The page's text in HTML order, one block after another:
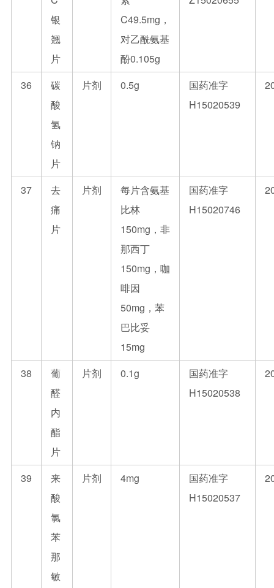
银
翘
片
C49.5mg，
对乙酰氨基
酚0.105g
36
碳
酸
氢
钠
片
片剂 0.5g
国药准字
H15020539
37
去
痛
片
片剂
每片含氨基
比林
150mg，非
那西丁
150mg，咖
啡因
50mg，苯
巴比妥
15mg
国药准字
H15020746
38
葡
醛
内
酯
片
片剂 0.1g
国药准字
H15020538
39
来
酸
氯
苯
那
敏
片剂 4mg
国药准字
H15020537